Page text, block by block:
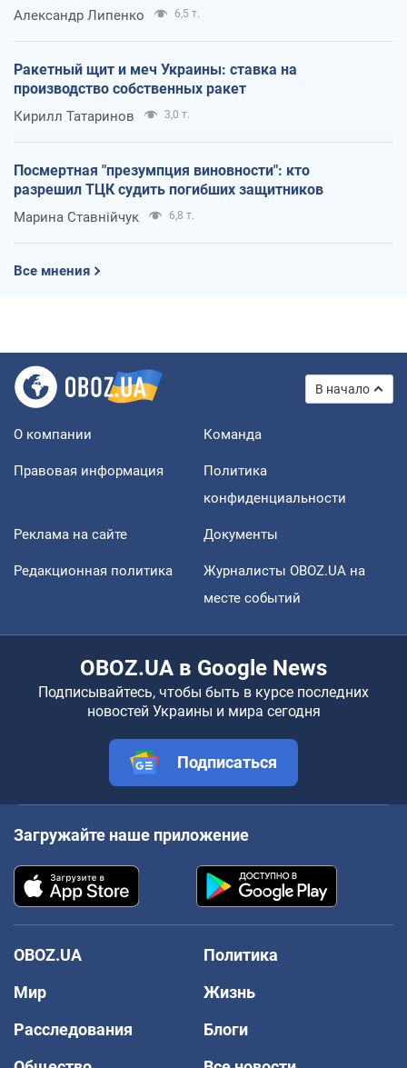
Александр Липенко 6,5 т.
Ракетный щит и меч Украины: ставка на
производство собственных ракет
Кирилл Татаринов 3,0 т.
Посмертная "презумпция виновности": кто
разрешил ТЦК судить погибших защитников
Марина Ставнійчук 6,8 т.
Все мнения
В начало
О компании Команда
Правовая информация
Политика
конфиденциальности
Реклама на сайте Документы
Редакционная политика
Журналисты OBOZ.UA на
месте событий
OBOZ.UA в Google News
Подписывайтесь, чтобы быть в курсе последних
новостей Украины и мира сегодня
Подписаться
Загружайте наше приложение
OBOZ.UA
Политика
Мир
Жизнь
Расследования
Блоги